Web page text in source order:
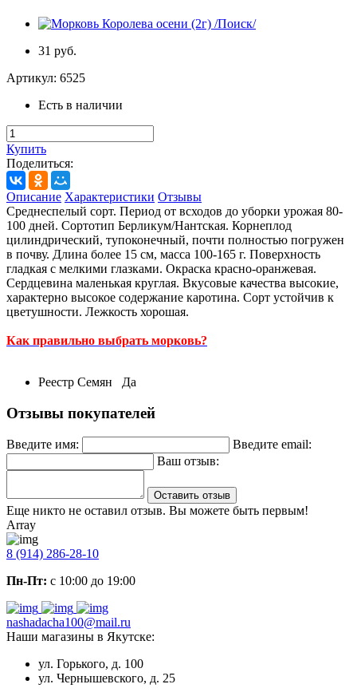
31 руб.
Артикул: 6525
Есть в наличии
Купить
Поделиться:
Описание Характеристики Отзывы
Среднеспелый сорт. Период от всходов до уборки урожая 80-
100 дней. Сортотип Берликум/Нантская. Корнеплод
цилиндрический, тупоконечный, почти полностью погружен
в почву. Длина более 15 см, масса 100-165 г. Поверхность
гладкая с мелкими глазками. Окраска красно-оранжевая.
Сердцевина маленькая круглая. Вкусовые качества высокие,
характерно высокое содержание каротина. Сорт устойчив к
цветушности. Лежкость хорошая.
Как правильно выбрать морковь?
Реестр Семян Да
Отзывы покупателей
Введите имя:
Введите email:
Ваш отзыв:
Оставить отзыв
Еще никто не оставил отзыв. Вы можете быть первым!
Array
8 (914) 286-28-10
Пн-Пт: с 10:00 до 19:00
nashadacha100@mail.ru
Наши магазины в Якутске:
ул. Горького, д. 100
ул. Чернышевского, д. 25